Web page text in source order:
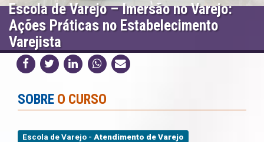
Escola de Varejo – Imersão no Varejo:
Ações Práticas no Estabelecimento
Varejista
SOBRE O CURSO
Escola de Varejo -Atendimento de Varejo